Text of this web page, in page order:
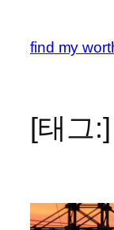
find my
[태그:]